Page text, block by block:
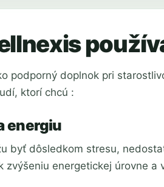
podporný doplnok pri
ktorí chcú :
energiu
byť dôsledkom stresu,
zvýšeniu energetickej úrovne a